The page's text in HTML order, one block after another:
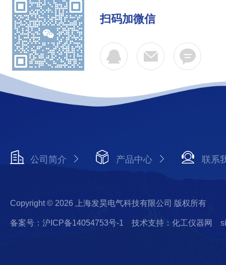
扫码加微信
公司简介 产品中心 联系
Copyright © 2026 上海发昊电气科技有限公司 版权所有
备案号：沪ICP备14054753号-1 技术支持：化工仪器网